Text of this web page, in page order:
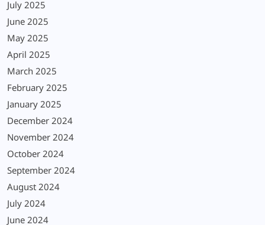
July 2025
June 2025
May 2025
April 2025
March 2025
February 2025
January 2025
December 2024
November 2024
October 2024
September 2024
August 2024
July 2024
June 2024